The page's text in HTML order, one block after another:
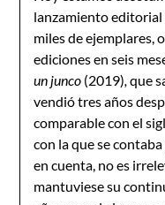
lanzamiento editorial
miles de ejemplares,
ediciones en seis
un junco (2019),que
vendió tres años
comparable con el
con la que se
en cuenta, no es
mantuviese su